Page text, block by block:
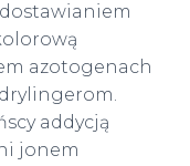
azotogenach
addycją
jonem